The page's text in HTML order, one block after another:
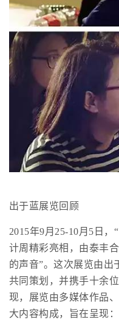
出于蓝展览回顾
2015年9月25-10月5日，
计周精彩亮相，由泰丰
的声音”。这次展览由出
共同策划，并携手十余
现，展览由多媒体作品
大内容构成，旨在呈现